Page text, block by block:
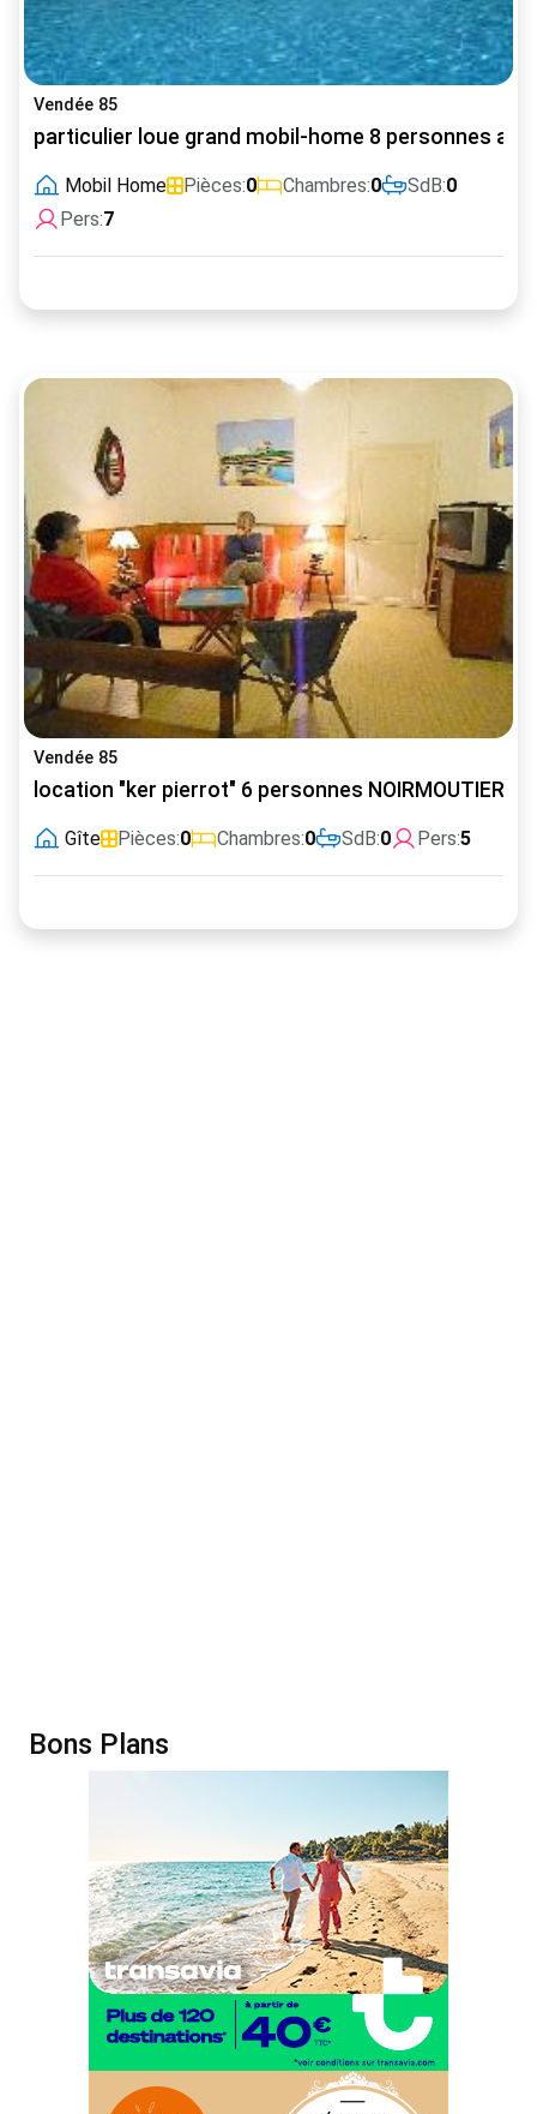
Vendée 85
particulier loue grand mobil-home 8 personnes
Mobil Home Pièces:0 Chambres:0 SdB:0
Pers:7
Vendée 85
location "ker pierrot" 6 personnes NOIRMOUTIER
Gîte Pièces:0 Chambres:0 SdB:0 Pers:5
Bons Plans